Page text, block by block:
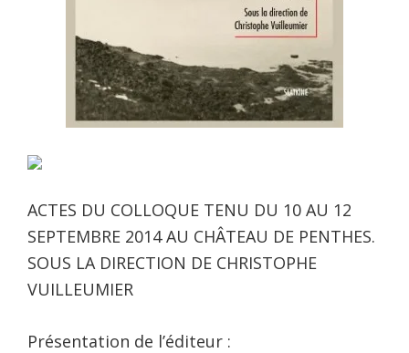
ACTES DU COLLOQUE TENU DU 10 AU 12
SEPTEMBRE 2014 AU CHÂTEAU DE PENTHES.
SOUS LA DIRECTION DE CHRISTOPHE
VUILLEUMIER
Présentation de l’éditeur :